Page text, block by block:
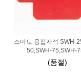
스마토 용접자석 SWH-
50,SWH-75,SWH-
(품절)